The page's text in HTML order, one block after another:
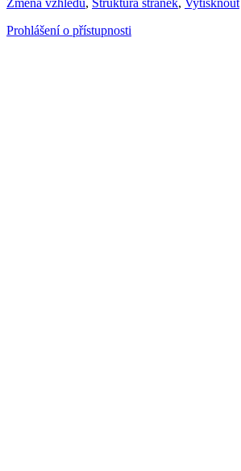
Změna vzhledu, Struktura stránek, Vytisknout
Prohlášení o přístupnosti